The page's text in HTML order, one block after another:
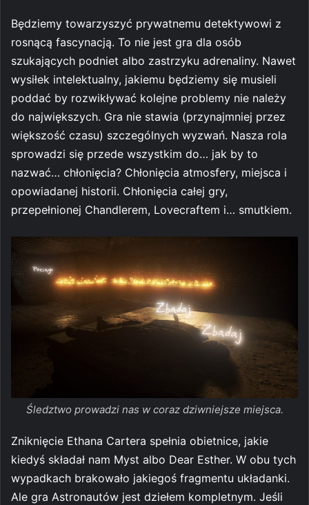
Będziemy towarzyszyć prywatnemu detektywowi z
rosnącą fascynacją. To nie jest gra dla osób
szukających podniet albo zastrzyku adrenaliny. Nawet
wysiłek intelektualny, jakiemu będziemy się musieli
poddać by rozwikływać kolejne problemy nie należy
do największych. Gra nie stawia (przynajmniej przez
większość czasu) szczególnych wyzwań. Nasza rola
sprowadzi się przede wszystkim do… jak by to
nazwać… chłonięcia? Chłonięcia atmosfery, miejsca i
opowiadanej historii. Chłonięcia całej gry,
przepełnionej Chandlerem, Lovecraftem i… smutkiem.
Śledztwo prowadzi nas w coraz dziwniejsze miejsca.
Zniknięcie Ethana Cartera spełnia obietnice, jakie
kiedyś składał nam Myst albo Dear Esther. W obu tych
wypadkach brakowało jakiegoś fragmentu układanki.
Ale gra Astronautów jest dziełem kompletnym. Jeśli